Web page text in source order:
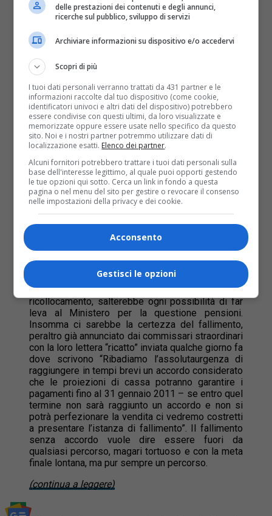
Per sindacati e lavoratori l’obiettivo della giornata
quadro in grado di dare una risposta ad ognuno
dei 1350 lavoratori Agile. L’accordo però si
presenta difficile, perché il piano TBS prevede
l’assunzione di poco più di 200 persone e la
chiusura di sette sedi su undici e TBS sembra
irremovibile su questi numeri. Sarà difficile perché
le Regioni non hanno reagito come i lavoratori si
aspettavano, solo Piemonte e Lombardia hanno
dato subito la loro adesione impegnandosi a
dedicare fondi per Agile ed impostare progetti
credibili di ricollocamento, ma mancano all’appello
regioni importanti con centinaia di lavoratori in
ballo. Accordo difficile perché senza una messa in
sicurezza dei lavoratori che a fine degli
ammortizzatori sociali potrebbero andare in
pensione se potessero agganciarsi alle regole
pre-Monti, il numero degli esuberi supererà i
e non ci sono altre aziende in coda per acquisire
Agile, salterebbero i programmi regionali di
ricollocamento, salterebbe ogni possibilità di far
leva al Ministero per la questione pensioni.
Insomma ci sarebbe la certezza del fallimento,
peraltro già annunciato dai commissari straordinari
con la loro lettera “ricatto” inviata qualche giorno fa
dove scrivono “Ribadiamo l’assolutaurgenza di
raggiungere in tempi brevi un accordo considerato
che le proiezioni di cassa potranno garantire i
pagamenti fino al 31 gennaio 2011 – se entro quel
termine non sarà raggiunto un accordo e non si
potrà perfezionare la vendita ci vedremo costretti
a presentare l’istanza di fallimento”. Il fallimento
senza accordo vuole dire essere fuori da
qualsiasi percorso, magari tortuoso e con la meta
finale lontana, ma pur sempre un percorso.
(continua a leggere)
delle prestazioni dei contenuti e degli annunci,
ricerche sul pubblico, sviluppo di servizi
Archiviare informazioni su dispositivo e/o accedervi
Scopri di più
I tuoi dati personali verranno trattati da 431 partner e le
informazioni raccolte dal tuo dispositivo (come cookie,
identificatori univoci e altri dati del dispositivo) potrebbero
essere condivise con questi ultimi, da loro visualizzate e
memorizzate oppure essere usate nello specifico da questo
sito. Noi e i nostri partner potremmo utilizzare dati di
localizzazione esatti. Elenco dei partner.
Alcuni fornitori potrebbero trattare i tuoi dati personali sulla
base dell'interesse legittimo, al quale puoi opporti gestendo
le tue opzioni qui sotto. Cerca un link in fondo a questa
pagina o nel menu del sito per gestire o revocare il consenso
nelle impostazioni della privacy e dei cookie.
Acconsento
Gestisci le opzioni